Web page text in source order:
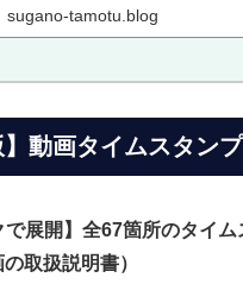
ス、タクシー
sugano-tamotu.blog
】動画タイムスタン
で展開】全67箇所のタイ
取扱説明書）